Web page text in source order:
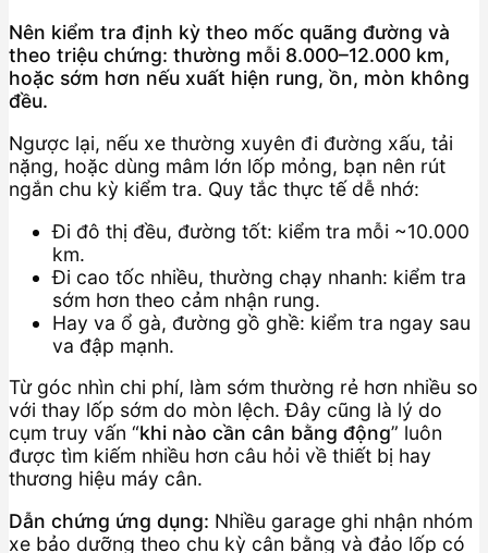
Nên kiểm tra định kỳ theo mốc quãng đường và
theo triệu chứng: thường mỗi 8.000–12.000 km,
hoặc sớm hơn nếu xuất hiện rung, ồn, mòn không
đều.
Ngược lại, nếu xe thường xuyên đi đường xấu, tải
nặng, hoặc dùng mâm lớn lốp mỏng, bạn nên rút
ngắn chu kỳ kiểm tra. Quy tắc thực tế dễ nhớ:
Đi đô thị đều, đường tốt: kiểm tra mỗi ~10.000
km.
Đi cao tốc nhiều, thường chạy nhanh: kiểm tra
sớm hơn theo cảm nhận rung.
Hay va ổ gà, đường gồ ghề: kiểm tra ngay sau
va đập mạnh.
Từ góc nhìn chi phí, làm sớm thường rẻ hơn nhiều so
với thay lốp sớm do mòn lệch. Đây cũng là lý do
cụm truy vấn “khi nào cần cân bằng động” luôn
được tìm kiếm nhiều hơn câu hỏi về thiết bị hay
thương hiệu máy cân.
Dẫn chứng ứng dụng: Nhiều garage ghi nhận nhóm
xe bảo dưỡng theo chu kỳ cân bằng và đảo lốp có